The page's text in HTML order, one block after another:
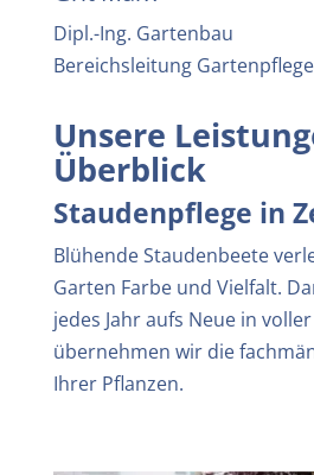
Dipl.-Ing. Gartenbau
Bereichsleitung Gartenpflege
Unsere
Überblick
Staudenpflege in
Blühende Staudenbeete
Garten Farbe und Vielfalt.
jedes Jahr aufs Neue in
übernehmen wir die
Ihrer Pflanzen.